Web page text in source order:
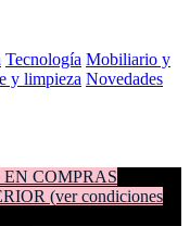
Tecnología Mobiliario y
y limpieza Novedades
COMPRAS
(ver condiciones